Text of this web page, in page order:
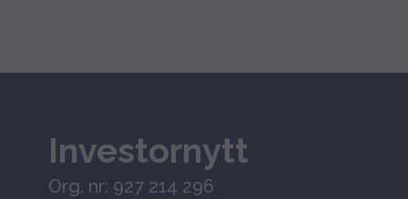
Investornytt
Org. nr: 927 214 296